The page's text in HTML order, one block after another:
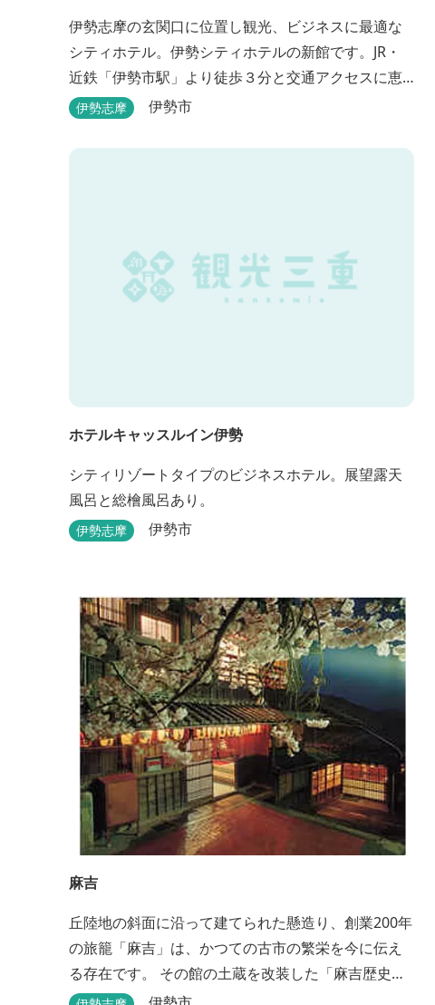
伊勢志摩の玄関口に位置し観光、ビジネスに最適な
シティホテル。伊勢シティホテルの新館です。JR・
近鉄「伊勢市駅」より徒歩３分と交通アクセスに恵
まれ、ビジネス・観光の拠点として皆様に広くご利
日本料理の「伊勢みやび」があります。
伊勢志摩 伊勢市
ホテルキャッスルイン伊勢
シティリゾートタイプのビジネスホテル。展望露天
風呂と総檜風呂あり。
伊勢志摩 伊勢市
麻吉
丘陸地の斜面に沿って建てられた懸造り、創業200年
の旅籠「麻吉」は、かつての古市の繁栄を今に伝え
る存在です。 その館の土蔵を改装した「麻吉歴史
館」には、往時を物語る品々が蔵出しされ、お伊勢